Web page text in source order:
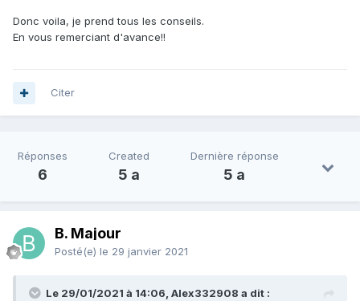
Donc voila, je prend tous les conseils.
En vous remerciant d'avance!!
Citer
Réponses
6
Created
5 a
Dernière réponse
5 a
B. Majour
Posté(e) le 29 janvier 2021
Le 29/01/2021 à 14:06, Alex332908 a dit :